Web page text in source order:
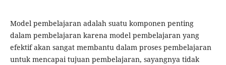
Model pembelajaran adalah suatu komponen penting
dalam pembelajaran karena model pembelajaran yang
efektif akan sangat membantu dalam proses pembelajaran
untuk mencapai tujuan pembelajaran, sayangnya tidak